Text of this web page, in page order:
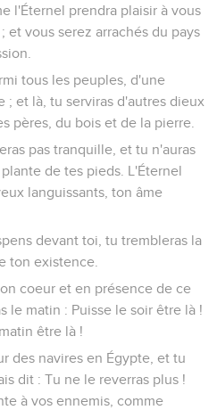
l'Éternel prendra plaisir à vous
et vous serez arrachés du pays
tous les peuples, d'une
; et là, tu serviras d'autres dieux
pères, du bois et de la pierre.
pas tranquille, et tu n'auras
de tes pieds. L'Éternel
languissants, ton âme
devant toi, tu trembleras la
ton existence.
coeur et en présence de ce
le matin : Puisse le soir être là !
être là !
des navires en Égypte, et tu
dit : Tu ne le reverras plus !
à vos ennemis, comme